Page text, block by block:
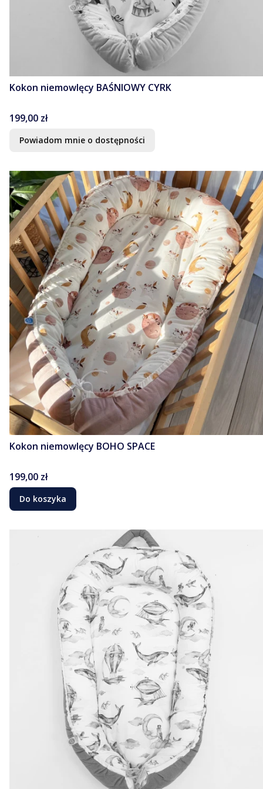
Kokon niemowlęcy BAŚNIOWY CYRK
Cena
199,00 zł
Powiadom mnie o dostępności
Kokon niemowlęcy BOHO SPACE
Cena
199,00 zł
Do koszyka